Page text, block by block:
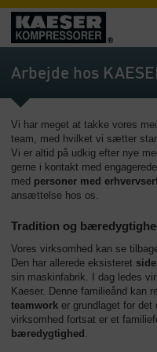
Markeder
-
Oversigt
-
Oversigt
Løsninger
-
Service
-
Oversigt
Virksomhed
-
Oversigt
Arbejde hos
Vi har meget at takke vores
team, med hvilket vi sætter
Vi er altid på udkig efter nye
gerne i kontakt med engagerede
med personer med
ansættelse hos os.
Tradition og
Vores virksomhed kan se
Den har allerede eksisteret
sin maskinfabrik. I dag ledes
Kaeser. Denne familieånd kan
teamwork er grundlaget for det
virksomhed fortsat er et
bæredygtighed .